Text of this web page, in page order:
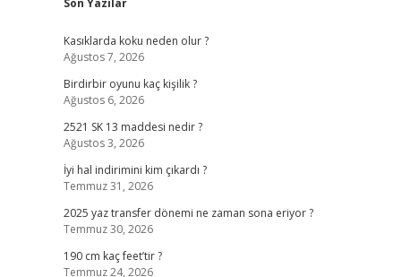
Sidebar
Son Yazılar
Kasıklarda koku neden olur ?
Ağustos 7, 2026
Birdirbir oyunu kaç kişilik ?
Ağustos 6, 2026
2521 SK 13 maddesi nedir ?
Ağustos 3, 2026
İyi hal indirimini kim çıkardı ?
Temmuz 31, 2026
2025 yaz transfer dönemi ne zaman sona eriyor ?
Temmuz 30, 2026
190 cm kaç feet’tir ?
Temmuz 24, 2026